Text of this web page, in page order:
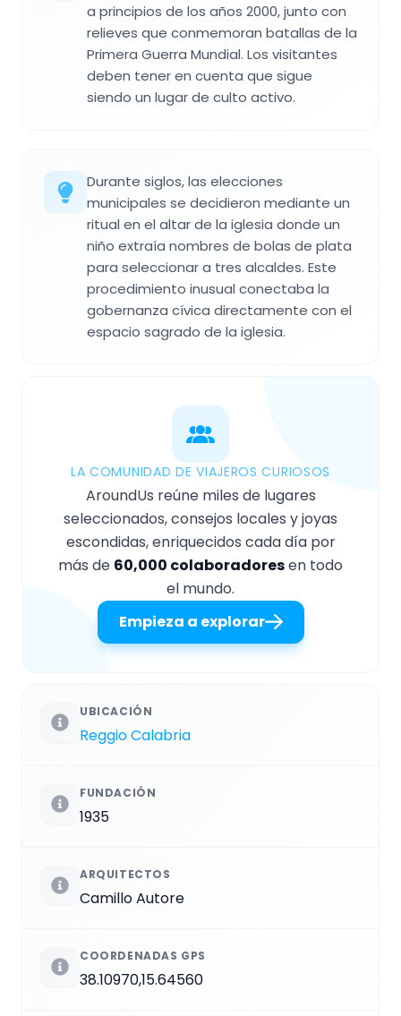
a principios de los años 2000, junto con
relieves que conmemoran batallas de la
Primera Guerra Mundial. Los visitantes
deben tener en cuenta que sigue
siendo un lugar de culto activo.
Durante siglos, las elecciones
municipales se decidieron mediante un
ritual en el altar de la iglesia donde un
niño extraía nombres de bolas de plata
para seleccionar a tres alcaldes. Este
procedimiento inusual conectaba la
gobernanza cívica directamente con el
espacio sagrado de la iglesia.
LA COMUNIDAD DE VIAJEROS CURIOSOS
AroundUs reúne miles de lugares
seleccionados, consejos locales y joyas
escondidas, enriquecidos cada día por
más de 60,000 colaboradoresen todo
el mundo.
Empieza a explorar
UBICACIÓN
Reggio Calabria
FUNDACIÓN
1935
ARQUITECTOS
Camillo Autore
COORDENADAS GPS
38.10970,15.64560